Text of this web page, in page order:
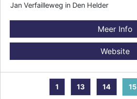
Jan Verfailleweg in Den Helder
Meer Info
Website
1 13 14 15